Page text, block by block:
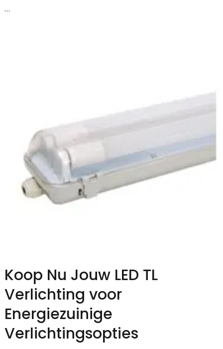
…
Koop Nu Jouw LED TL
Verlichting voor
Energiezuinige
Verlichtingsopties